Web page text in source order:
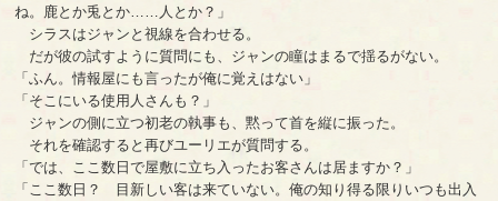
ね。鹿とか兎とか……人とか？」
シラスはジャンと視線を合わせる。
だが彼の試すように質問にも、ジャンの瞳はまるで揺るがない。
「ふん。情報屋にも言ったが俺に覚えはない」
「そこにいる使用人さんも？」
ジャンの側に立つ初老の執事も、黙って首を縦に振った。
それを確認すると再びユーリエが質問する。
「では、ここ数日で屋敷に立ち入ったお客さんは居ますか？」
「ここ数日？ 目新しい客は来ていない。俺の知り得る限りいつも出入